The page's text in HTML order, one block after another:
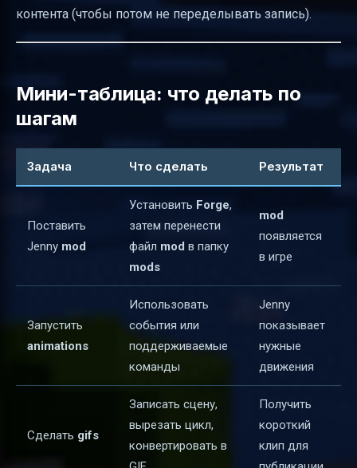
контента (чтобы потом не переделывать запись).
Мини-таблица: что делать по
шагам
Задача Что сделать Результат
Поставить
Jenny mod
Установить Forge,
затем перенести
файл mod в папку
mods
mod
появляется
в игре
Запустить
animations
Использовать
события или
поддерживаемые
команды
Jenny
показывает
нужные
движения
Сделать gifs
Записать сцену,
вырезать цикл,
конвертировать в
Получить
короткий
клип для